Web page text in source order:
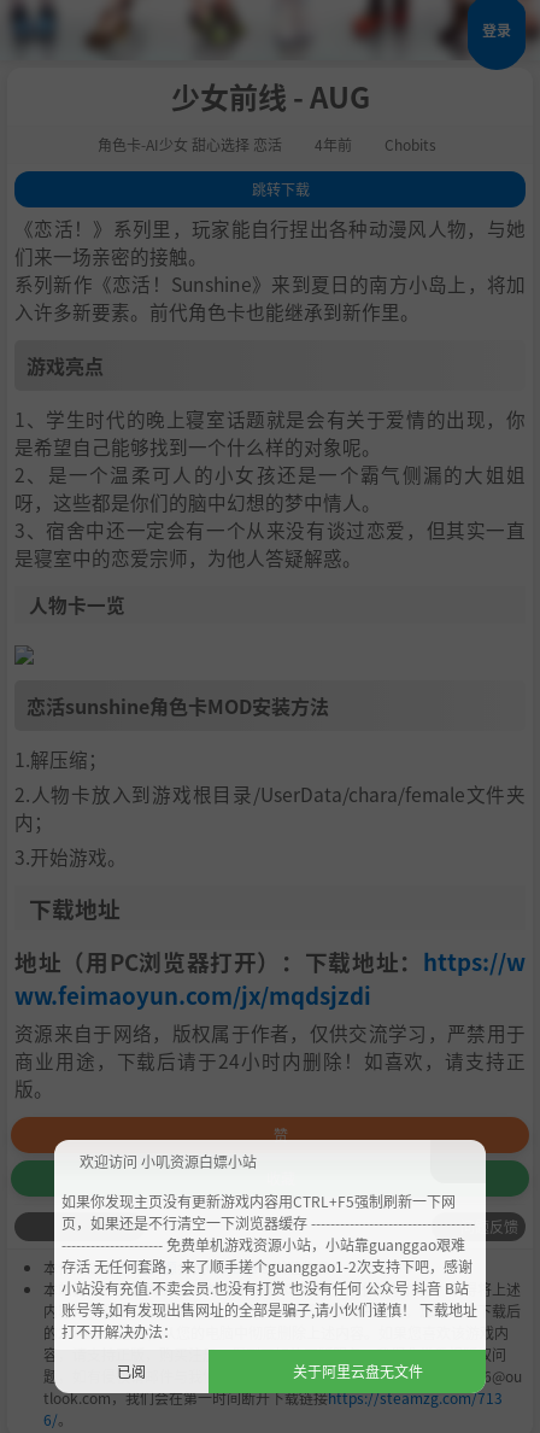
登录
少女前线 - AUG
角色卡-AI少女 甜心选择 恋活 4年前 Chobits
跳转下载
1.游戏亮点
2.人物卡一览
3.恋活sunshine角色卡MOD安装方法
4.下载地址
《恋活！》系列里，玩家能自行捏出各种动漫风人物，与她
们来一场亲密的接触。
系列新作《恋活！Sunshine》来到夏日的南方小岛上，将加
入许多新要素。前代角色卡也能继承到新作里。
游戏亮点
1、学生时代的晚上寝室话题就是会有关于爱情的出现，你
是希望自己能够找到一个什么样的对象呢。
2、是一个温柔可人的小女孩还是一个霸气侧漏的大姐姐
呀，这些都是你们的脑中幻想的梦中情人。
3、宿舍中还一定会有一个从来没有谈过恋爱，但其实一直
是寝室中的恋爱宗师，为他人答疑解惑。
人物卡一览
恋活sunshine角色卡MOD安装方法
1.解压缩；
2.人物卡放入到游戏根目录/UserData/chara/female文件夹
内；
3.开始游戏。
下载地址
地址（用PC浏览器打开）：下载地址： https://w
ww.feimaoyun.com/jx/mqdsjzdi
资源来自于网络，版权属于作者，仅供交流学习，严禁用于
商业用途，下载后请于24小时内删除！如喜欢，请支持正
版。
赞
问题反馈
本作品是由小叽资源 会员Chobits's 搬运作品.
本站提供的资源转载自国内外各大媒体和网络，仅供试玩体验；不得将上述
内容用于商业或者非法用途，否则，一切后果请用户自负。您必须在下载后
的24个小时之内，从您的电脑中彻底删除上述内容。如果您喜欢该游戏内
容，请支持正版，购买注册，得到更好的正版服务。我们非常重视版权问
题，如有侵权请邮件与我们联系处理。敬请谅解！E-mail：acgbns666@ou
tlook.com，我们会在第一时间断开下载链接https://steamzg.com/713
6/。
欢迎访问 小叽资源白嫖小站
如果你发现主页没有更新游戏内容用CTRL+F5强制刷新一下网
页，如果还是不行清空一下浏览器缓存 ----------------------------------
--------------------- 免费单机游戏资源小站，小站靠guanggao艰难
存活 无任何套路，来了顺手搓个guanggao1-2次支持下吧，感谢
小站没有充值.不卖会员.也没有打赏 也没有任何 公众号 抖音 B站
账号等,如有发现出售网址的全部是骗子,请小伙们谨慎！ 下载地址
打不开解决办法：
已阅
关于阿里云盘无文件